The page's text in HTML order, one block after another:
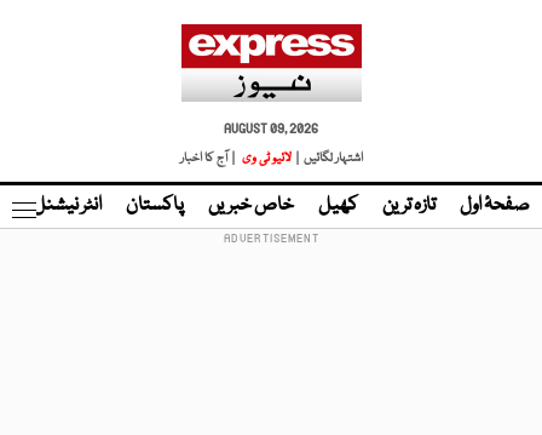
AUGUST 09, 2026
اشتہار لگائیں |
لائیو ٹی وی | آج کا اخبار
صفحۂ اول تازہ ترین کھیل خاص خبریں پاکستان انٹر نیشنل